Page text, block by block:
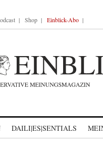
Shop Einblick-Abo
DAILI|ES|SENTIALS